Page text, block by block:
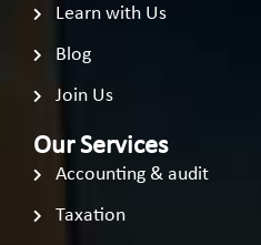
Learn with Us
Blog
Join Us
Our Services
Accounting & audit
Taxation